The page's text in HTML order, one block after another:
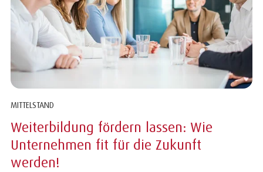
MITTELSTAND
Weiterbildung fördern lassen: Wie
Unternehmen fit für die Zukunft
werden!